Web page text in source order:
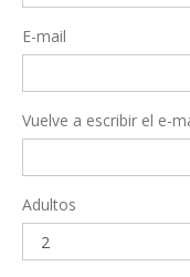
E-mail
Vuelve a escribir el e-
Adultos